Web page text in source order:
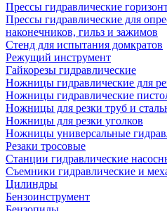
Прессы гидравлические
Прессы гидравлические для
наконечников, гильз и зажимов
Стенд для испытания домкратов
Режущий инструмент
Гайкорезы гидравлические
Ножницы гидравлические для
Ножницы гидравлические
Ножницы для резки труб и
Ножницы для резки уголков
Ножницы универсальные
Резаки тросовые
Станции гидравлические
Съемники гидравлические и
Цилиндры
Бензоинструмент